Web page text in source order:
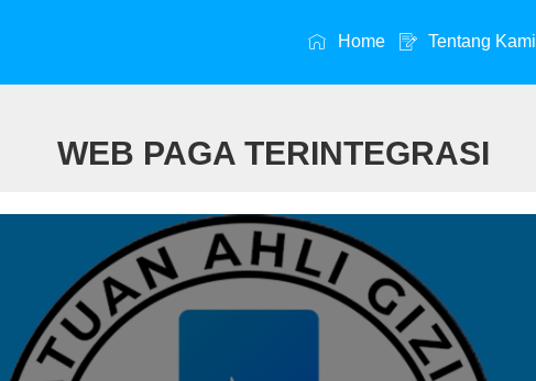
Home Tentang Kami
WEB PAGA TERINTEGRASI